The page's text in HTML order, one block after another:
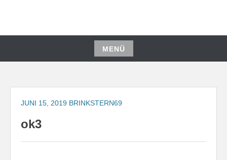
springen
MENÜ
Zum
springen
JUNI 15, 2019 BRINKSTERN69
ok3